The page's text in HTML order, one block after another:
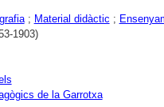
; Material didàctic ;
1903)
de la Garrotxa